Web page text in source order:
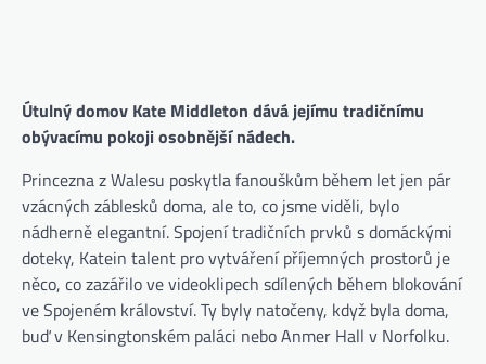
Útulný domov Kate Middleton dává jejímu tradičnímu
obývacímu pokoji osobnější nádech.
Princezna z Walesu poskytla fanouškům během let jen pár
vzácných záblesků doma, ale to, co jsme viděli, bylo
nádherně elegantní. Spojení tradičních prvků s domáckými
doteky, Katein talent pro vytváření příjemných prostorů je
něco, co zazářilo ve videoklipech sdílených během blokování
ve Spojeném království. Ty byly natočeny, když byla doma,
buď v Kensingtonském paláci nebo Anmer Hall v Norfolku.